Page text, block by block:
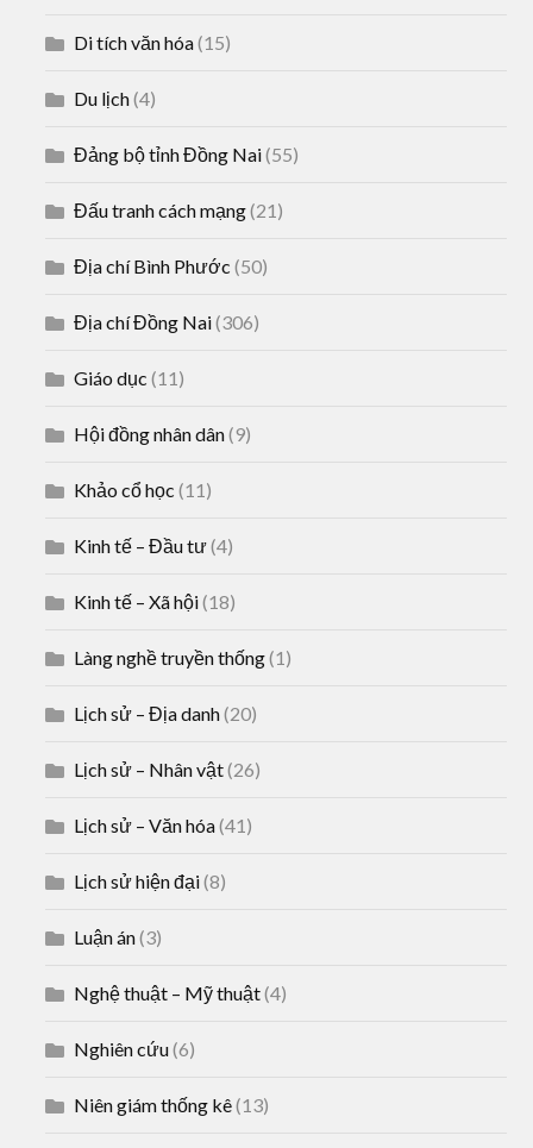
Di tích văn hóa(15)
Du lịch(4)
Đảng bộ tỉnh Đồng Nai(55)
Đấu tranh cách mạng(21)
Địa chí Bình Phước (50)
Địa chí Đồng Nai(306)
Giáo dục (11)
Hội đồng nhân dân(9)
Khảo cổ học (11)
Kinh tế – Đầu tư(4)
Kinh tế – Xã hội(18)
Làng nghề truyền thống(1)
Lịch sử – Địa danh(20)
Lịch sử – Nhân vật(26)
Lịch sử – Văn hóa(41)
Lịch sử hiện đại(8)
Luận án(3)
Nghệ thuật – Mỹ thuật(4)
Nghiên cứu(6)
Niên giám thống kê(13)